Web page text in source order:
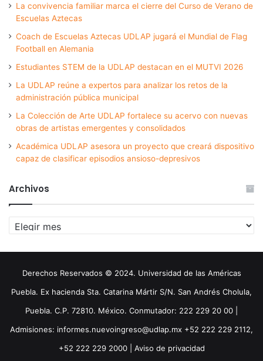
La convivencia familiar marca el cierre del Curso de Verano de
Escuelas Aztecas
Coach de Escuelas Aztecas UDLAP jugará el Mundial de Flag
Football en Alemania
Estudiantes STEM de la UDLAP destacan en el MUTVI 2026
La UDLAP reúne a expertos para analizar los retos de la
administración pública municipal
La Colección de Arte UDLAP fortalece su acervo con nuevas
obras de artistas emergentes y consolidados
Académica UDLAP asesora un proyecto que creará dispositivo
capaz de clasificar episodios ansioso-depresivos
Archivos
Archivos
Derechos Reservados © 2024. Universidad de las Américas
Puebla. Ex hacienda Sta. Catarina Mártir S/N. San Andrés Cholula,
Puebla. C.P. 72810. México. Conmutador: 222 229 20 00 |
Admisiones: informes.nuevoingreso@udlap.mx +52 222 229 2112,
+52 222 229 2000 | Aviso de privacidad